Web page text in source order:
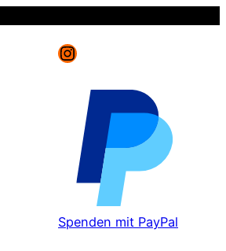
Instagram
Spenden mit PayPal